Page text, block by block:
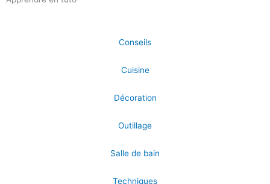
Conseils
Cuisine
Décoration
Outillage
Salle de bain
Techniques